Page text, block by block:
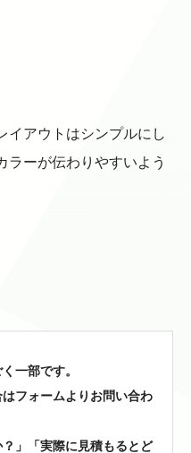
イアウトはシンプルにし
ラーが伝わりやすいよう
一部です。
フォームよりお問い合わ
？」「実際に見積もるとど